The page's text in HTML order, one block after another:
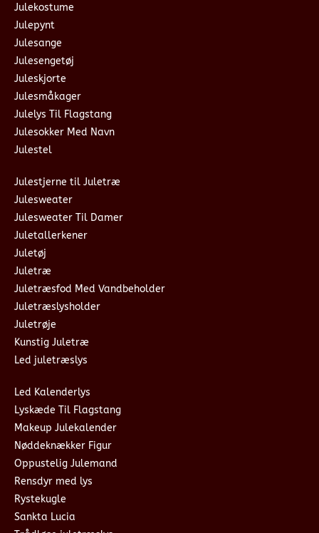
Julekostume
Julepynt
Julesange
Julesengetøj
Juleskjorte
Julesmåkager
Julelys Til Flagstang
Julesokker Med Navn
Julestel
Julestjerne til Juletræ
Julesweater
Julesweater Til Damer
Juletallerkener
Juletøj
Juletræ
Juletræsfod Med Vandbeholder
Juletræslysholder
Juletrøje
Kunstig Juletræ
Led juletræslys
Led Kalenderlys
Lyskæde Til Flagstang
Makeup Julekalender
Nøddeknækker Figur
Oppustelig Julemand
Rensdyr med lys
Rystekugle
Sankta Lucia